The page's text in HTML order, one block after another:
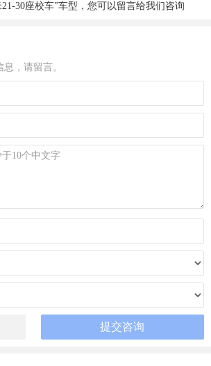
30座校车"车型，您可以留言给我们咨询
，请留言。